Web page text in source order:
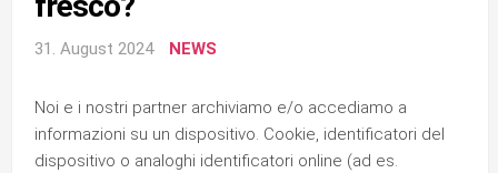
31. August 2024 NEWS
Noi e i nostri partner archiviamo e/o accediamo a
informazioni su un dispositivo. Cookie, identificatori del
dispositivo o analoghi identificatori online (ad es.